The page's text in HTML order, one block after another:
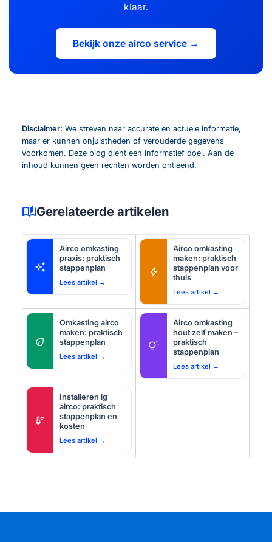
klaar.
Bekijk onze airco service →
Disclaimer: We streven naar accurate en actuele informatie,
maar er kunnen onjuistheden of verouderde gegevens
voorkomen. Deze blog dient een informatief doel. Aan de
inhoud kunnen geen rechten worden ontleend.
auto_storiesGerelateerde artikelen
auto_awesome
Airco omkasting
praxis: praktisch
stappenplan
Lees artikel →
bolt
Airco omkasting
maken: praktisch
stappenplan voor
thuis
Lees artikel →
eco
Omkasting airco
maken: praktisch
stappenplan
Lees artikel →
tips_and_updates
Airco omkasting
hout zelf maken –
praktisch
stappenplan
Lees artikel →
thermostat
Installeren lg
airco: praktisch
stappenplan en
kosten
Lees artikel →